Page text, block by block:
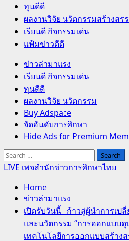
ทุนดีดี
ผลงานวิจัย นวัตกรรมสร้างสร
เรียนดี กิจกรรมเด่น
แฟ้มข่าวดีดี
Primary
Menu
ข่าวล่ามาแรง
เรียนดี กิจกรรมเด่น
ทุนดีดี
ผลงานวิจัย นวัตกรรม
Buy Adspace
จัดอันดับการศึกษา
Hide Ads for Premium
Search
for:
LIVE เพจสำนักข่าวการศึกษาไทย
Home
ข่าวล่ามาแรง
เปิดรับวันนี้ ! ก้าวสู่ผู้นำการเป
และนวัตกรรม “การออกแบบ
เทคโนโลยีการออกแบบสร้าง